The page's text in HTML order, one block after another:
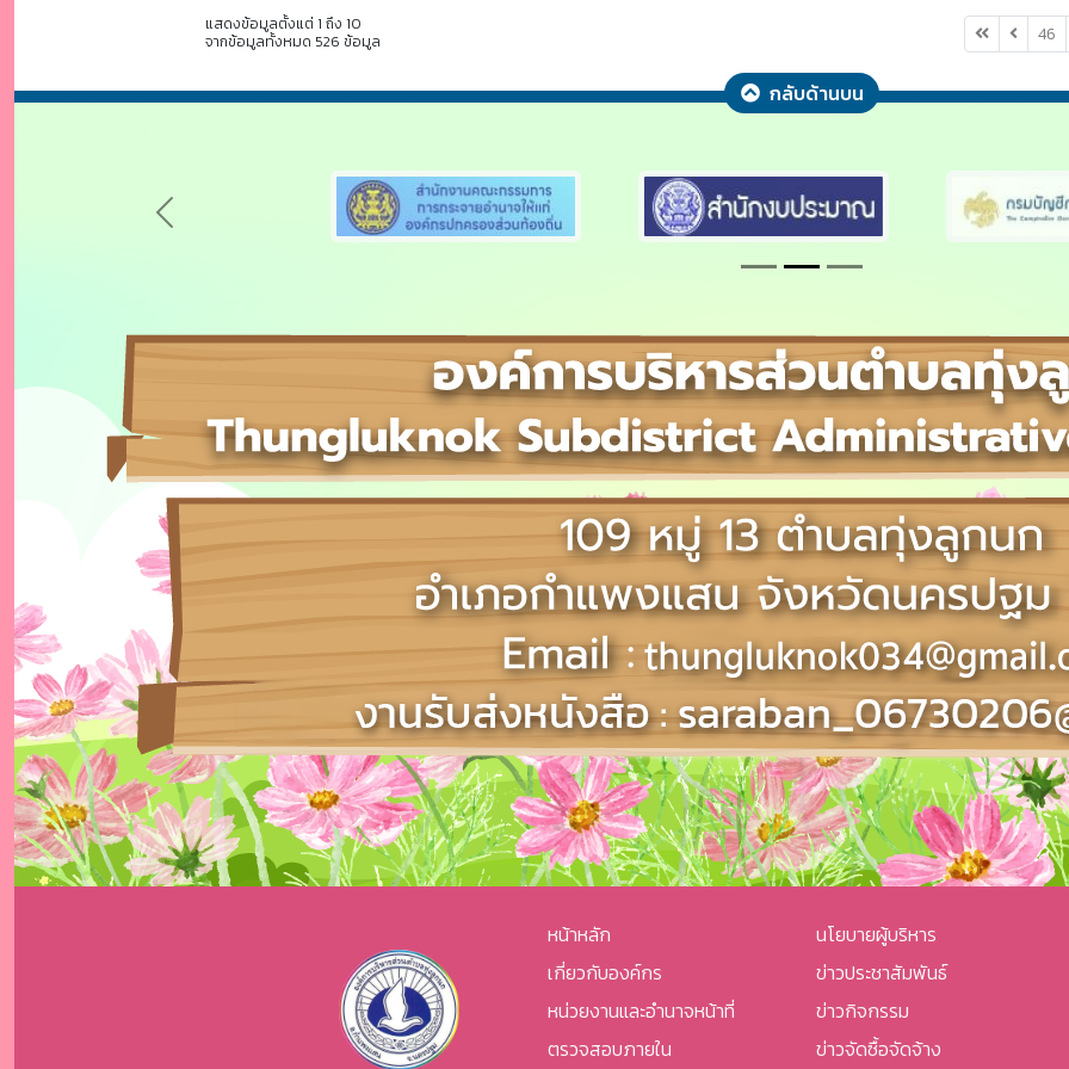
แสดงข้อมูลตั้งแต่ 1 ถึง 10
จากข้อมูลทั้งหมด 526 ข้อมูล
46
กลับด้านบน
Previous
หน้าหลัก
เกี่ยวกับองค์กร
หน่วยงานและอำนาจหน้าที่
ตรวจสอบภายใน
นโยบายผู้บริหาร
ข่าวประชาสัมพันธ์
ข่าวกิจกรรม
ข่าวจัดซื้อจัดจ้าง